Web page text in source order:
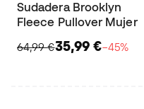
Sudadera Brooklyn
Fleece Pullover Mujer
64,99 €35,99 €−45%